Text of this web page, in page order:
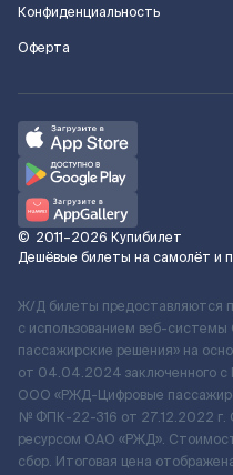
Конфиденциальность
Оферта
© 2011–2026 Купибилет
Дешёвые билеты на самолёт и
Ж/Д билеты предоставляются
с использованием веб-
пассажирские решения» на
от 04.04.2024 заключенного с
ООО «РЖД-Цифровые
№ ФПК-22-316 от 27.12.2022 г.
ресурсом ОАО «РЖД».
сбор. Итоговая цена